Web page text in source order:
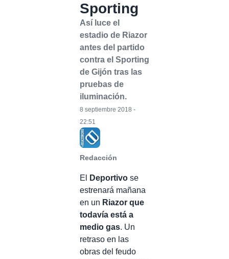
Sporting
Así luce el
estadio de Riazor
antes del partido
contra el Sporting
de Gijón tras las
pruebas de
iluminación.
Redacción
8 septiembre 2018 -
22:51
El Deportivo se
estrenará mañana
en un Riazor que
todavía está a
medio gas. Un
retraso en las
obras del feudo